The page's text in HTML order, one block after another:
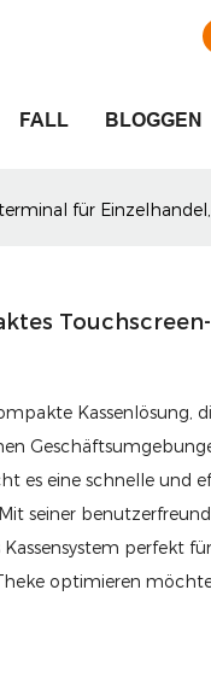
FALL BLOGGEN
für
Kassenlösung,
es eine schnelle und
seiner
perfekt
optimieren